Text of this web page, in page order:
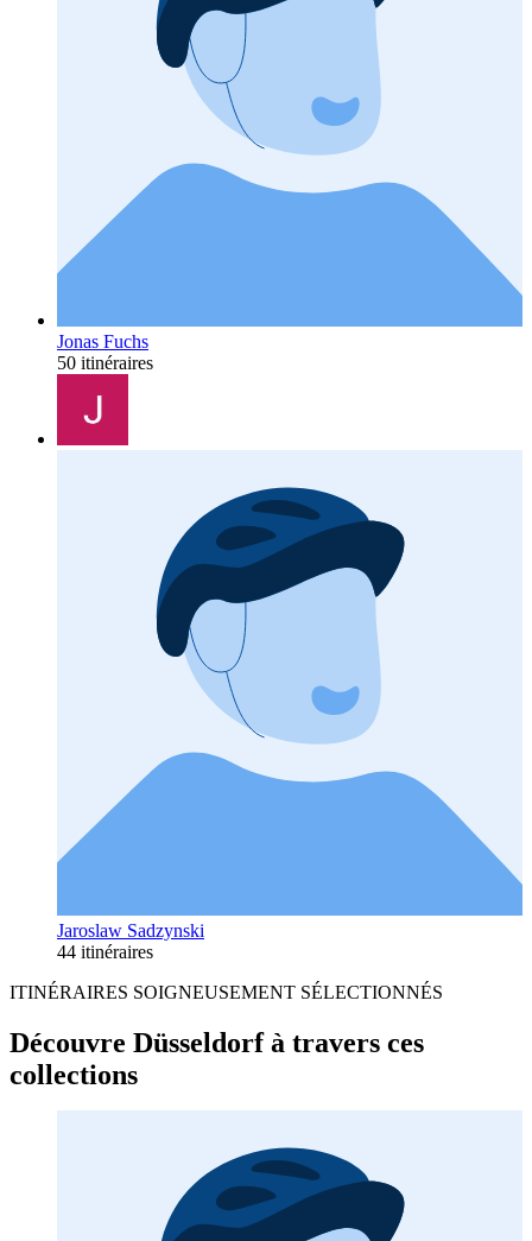
Jonas Fuchs
50 itinéraires
Jaroslaw Sadzynski
44 itinéraires
ITINÉRAIRES SOIGNEUSEMENT SÉLECTIONNÉS
Découvre Düsseldorf à travers ces
collections